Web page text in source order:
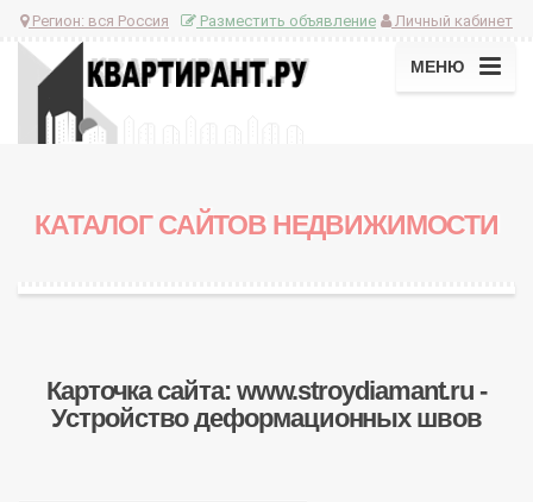
Регион: вся Россия Личный кабинет
Разместить объявление
МЕНЮ
КАТАЛОГ САЙТОВ НЕДВИЖИМОСТИ
Карточка сайта: www.stroydiamant.ru -
Устройство деформационных швов